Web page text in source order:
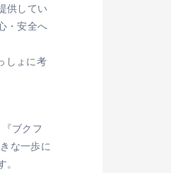
供してい
・安全へ
しょに考
ブクフ
な一歩に